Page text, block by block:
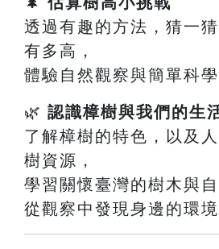
透過有趣的方法，猜一
有多高，
體驗自然觀察與簡單科學
🌿 認識樟樹與我們的生
了解樟樹的特色，以及
樹資源，
學習關懷臺灣的樹木與自
從觀察中發現身邊的環